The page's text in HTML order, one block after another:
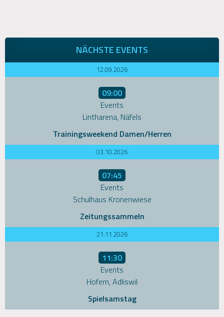
NÄCHSTE EVENTS
12.09.2026
09:00
Events
Lintharena, Näfels
Trainingsweekend Damen/Herren
03.10.2026
07:45
Events
Schulhaus Kronenwiese
Zeitungssammeln
21.11.2026
11:30
Events
Hofern, Adliswil
Spielsamstag